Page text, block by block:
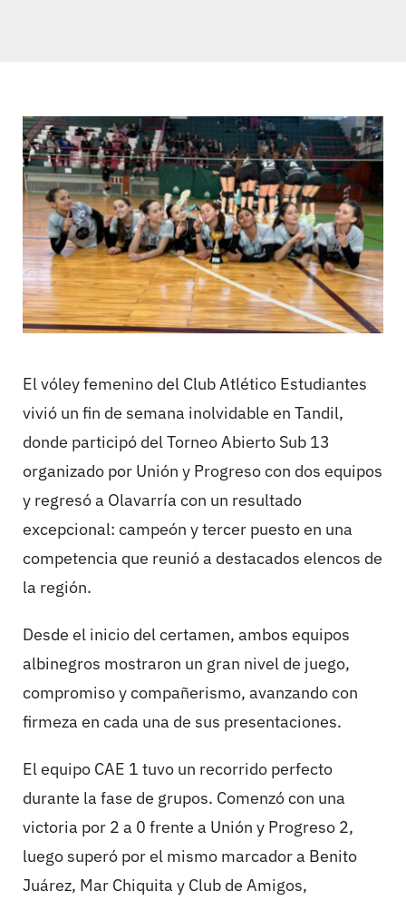
El vóley femenino del Club Atlético Estudiantes
vivió un fin de semana inolvidable en Tandil,
donde participó del Torneo Abierto Sub 13
organizado por Unión y Progreso con dos equipos
y regresó a Olavarría con un resultado
excepcional: campeón y tercer puesto en una
competencia que reunió a destacados elencos de
la región.
Desde el inicio del certamen, ambos equipos
albinegros mostraron un gran nivel de juego,
compromiso y compañerismo, avanzando con
firmeza en cada una de sus presentaciones.
El equipo CAE 1 tuvo un recorrido perfecto
durante la fase de grupos. Comenzó con una
victoria por 2 a 0 frente a Unión y Progreso 2,
luego superó por el mismo marcador a Benito
Juárez, Mar Chiquita y Club de Amigos,